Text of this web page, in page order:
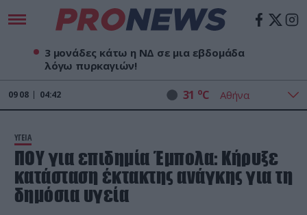
3 μονάδες κάτω η ΝΔ σε μια εβδομάδα
λόγω πυρκαγιών!
09 08 04:42 31 oC
ΥΓΕΙΑ
ΠΟΥ για επιδημία Έμπολα: Κήρυξε
κατάσταση έκτακτης ανάγκης για τη
δημόσια υγεία